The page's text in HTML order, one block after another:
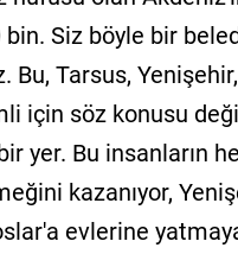
Siz böyle bir
Bu, Tarsus,
için söz konusu
yer. Bu insanların
kazanıyor,
evlerine